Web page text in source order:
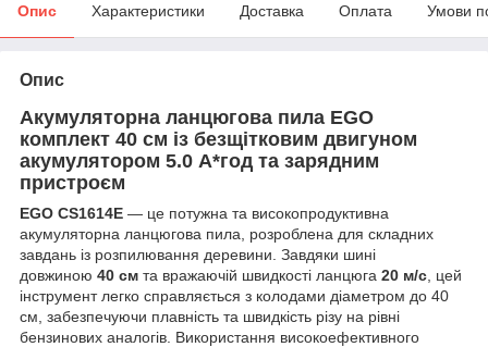
Опис Характеристики Доставка Оплата Умови
Опис
Акумуляторна ланцюгова пила EGO
комплект 40 см із безщітковим двигуном
акумулятором 5.0 А*год та зарядним
пристроєм
EGO CS1614E — це потужна та високопродуктивна
акумуляторна ланцюгова пила, розроблена для складних
завдань із розпилювання деревини. Завдяки шині
довжиною 40 см та вражаючій швидкості ланцюга 20 м/с , цей
інструмент легко справляється з колодами діаметром до 40
см, забезпечуючи плавність та швидкість різу на рівні
бензинових аналогів. Використання високоефективного